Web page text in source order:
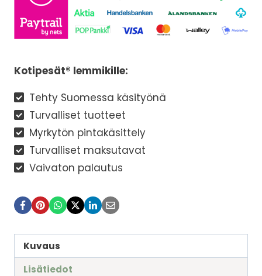
Kotipesät® lemmikille:
Tehty Suomessa käsityönä
Turvalliset tuotteet
Myrkytön pintakäsittely
Turvalliset maksutavat
Vaivaton palautus
Kuvaus
Lisätiedot